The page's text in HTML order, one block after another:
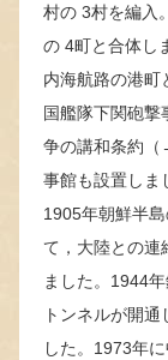
村の 3村を編入
の 4町と合体し
内海航路の港町
国艦隊下関砲撃
争の講和条約
事館も設置しま
1905年朝鮮半
て，大陸との連
ました。1944
トンネルが開
した。1973年